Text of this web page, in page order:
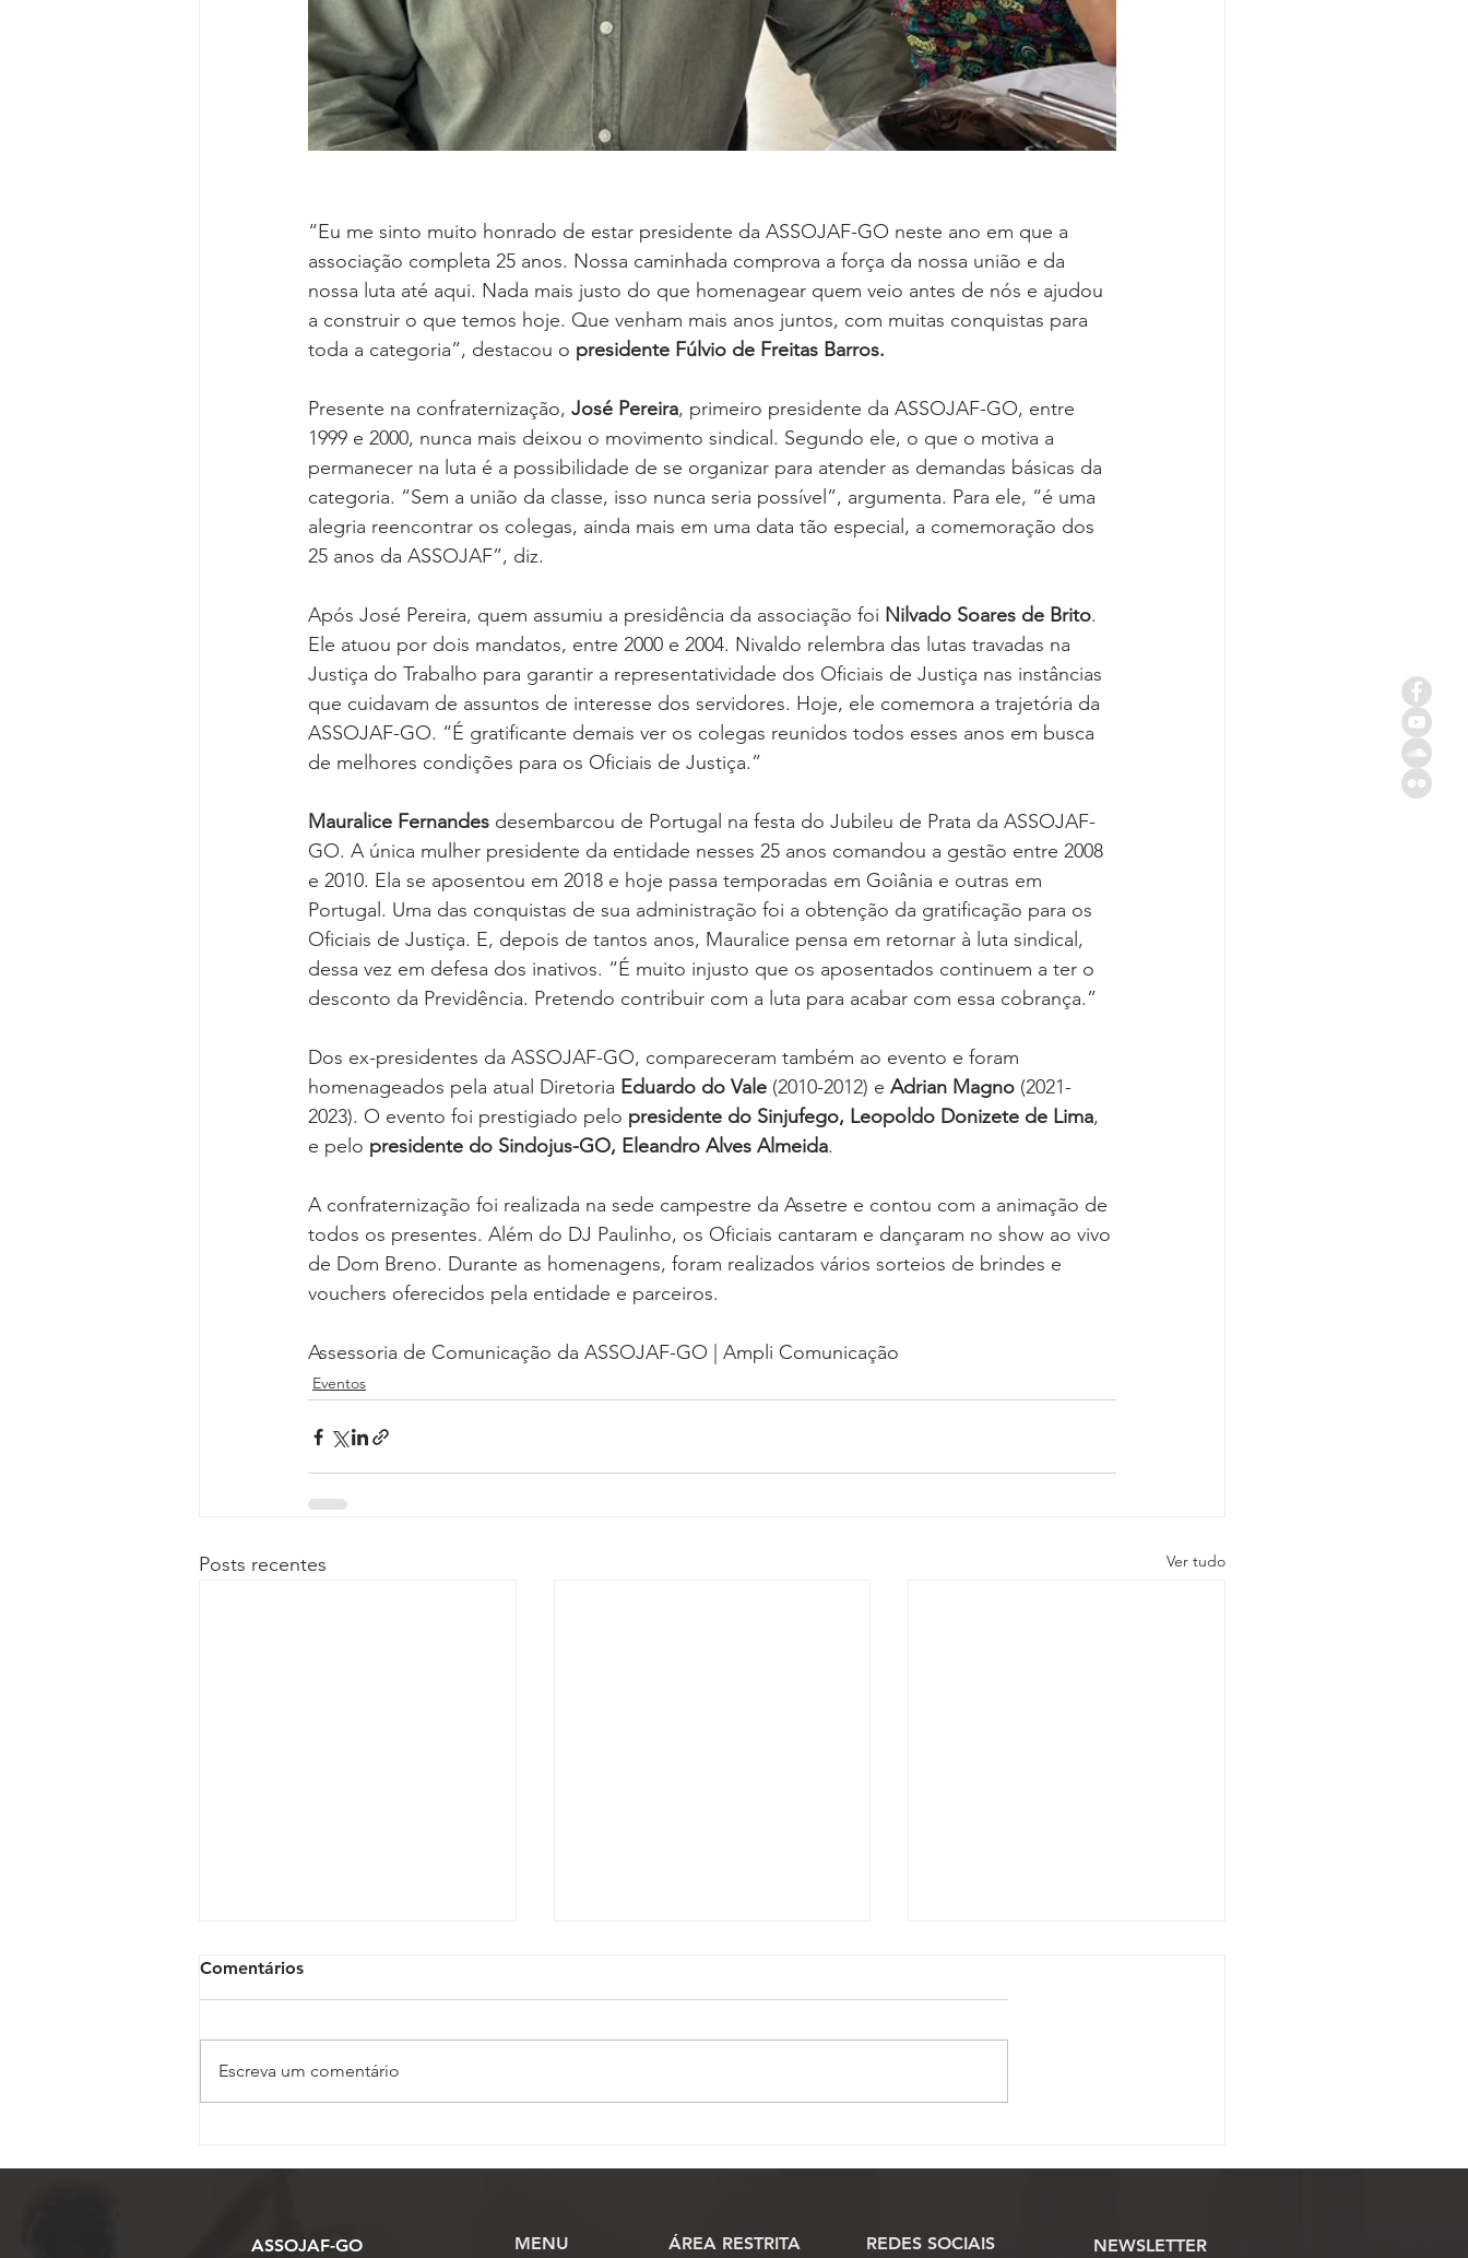
“Eu me sinto muito honrado de estar presidente da ASSOJAF-GO neste ano em que a
associação completa 25 anos. Nossa caminhada comprova a força da nossa união e da
nossa luta até aqui. Nada mais justo do que homenagear quem veio antes de nós e ajudou
a construir o que temos hoje. Que venham mais anos juntos, com muitas conquistas para
toda a categoria”, destacou o presidente Fúlvio de Freitas Barros.
Presente na confraternização, José Pereira, primeiro presidente da ASSOJAF-GO, entre
1999 e 2000, nunca mais deixou o movimento sindical. Segundo ele, o que o motiva a
permanecer na luta é a possibilidade de se organizar para atender as demandas básicas da
categoria. “Sem a união da classe, isso nunca seria possível”, argumenta. Para ele, “é uma
alegria reencontrar os colegas, ainda mais em uma data tão especial, a comemoração dos
25 anos da ASSOJAF”, diz.
Após José Pereira, quem assumiu a presidência da associação foi Nilvado Soares de Brito.
Ele atuou por dois mandatos, entre 2000 e 2004. Nivaldo relembra das lutas travadas na
Justiça do Trabalho para garantir a representatividade dos Oficiais de Justiça nas instâncias
que cuidavam de assuntos de interesse dos servidores. Hoje, ele comemora a trajetória da
ASSOJAF-GO. “É gratificante demais ver os colegas reunidos todos esses anos em busca
de melhores condições para os Oficiais de Justiça.”
Mauralice Fernandes desembarcou de Portugal na festa do Jubileu de Prata da ASSOJAF-
GO. A única mulher presidente da entidade nesses 25 anos comandou a gestão entre 2008
e 2010. Ela se aposentou em 2018 e hoje passa temporadas em Goiânia e outras em
Portugal. Uma das conquistas de sua administração foi a obtenção da gratificação para os
Oficiais de Justiça. E, depois de tantos anos, Mauralice pensa em retornar à luta sindical,
dessa vez em defesa dos inativos. “É muito injusto que os aposentados continuem a ter o
desconto da Previdência. Pretendo contribuir com a luta para acabar com essa cobrança.”
Dos ex-presidentes da ASSOJAF-GO, compareceram também ao evento e foram
homenageados pela atual Diretoria Eduardo do Vale (2010-2012) e Adrian Magno (2021-
2023). O evento foi prestigiado pelo presidente do Sinjufego, Leopoldo Donizete de Lima,
e pelo presidente do Sindojus-GO, Eleandro Alves Almeida.
A confraternização foi realizada na sede campestre da Assetre e contou com a animação de
todos os presentes. Além do DJ Paulinho, os Oficiais cantaram e dançaram no show ao vivo
de Dom Breno. Durante as homenagens, foram realizados vários sorteios de brindes e
vouchers oferecidos pela entidade e parceiros.
Assessoria de Comunicação da ASSOJAF-GO | Ampli Comunicação
Eventos
Posts recentes Ver tudo
Conojaf e 7º Enojap são
prazo para envio de artigos
do Fórum Latino-Americano
dos Oficiais de Justiça
Comentários
Escreva um comentário
ASSOJAF-GO MENU ​ÁREA RESTRITA REDES SOCIAIS NEWSLETTER